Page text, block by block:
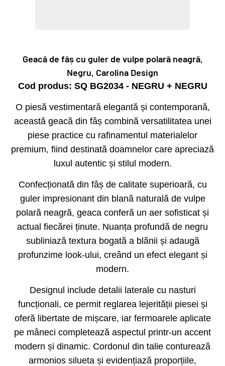
Geacă de fâș cu guler de vulpe polară neagră,
Negru, Carolina Design
Cod produs: SQ BG2034 - NEGRU + NEGRU
O piesă vestimentară elegantă și contemporană,
această geacă din fâș combină versatilitatea unei
piese practice cu rafinamentul materialelor
premium, fiind destinată doamnelor care apreciază
luxul autentic și stilul modern.
Confecționată din fâș de calitate superioară, cu
guler impresionant din blană naturală de vulpe
polară neagră, geaca conferă un aer sofisticat și
actual fiecărei ținute. Nuanța profundă de negru
subliniază textura bogată a blănii și adaugă
profunzime look-ului, creând un efect elegant și
modern.
Designul include detalii laterale cu nasturi
funcționali, ce permit reglarea lejerității piesei și
oferă libertate de mișcare, iar fermoarele aplicate
pe mâneci completează aspectul printr-un accent
modern și dinamic. Cordonul din talie conturează
armonios silueta și evidențiază proporțiile,